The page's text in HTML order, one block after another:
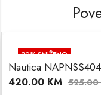
20% SNIŽENO
Nautica NAPNSS404
420.00 KM 525.00